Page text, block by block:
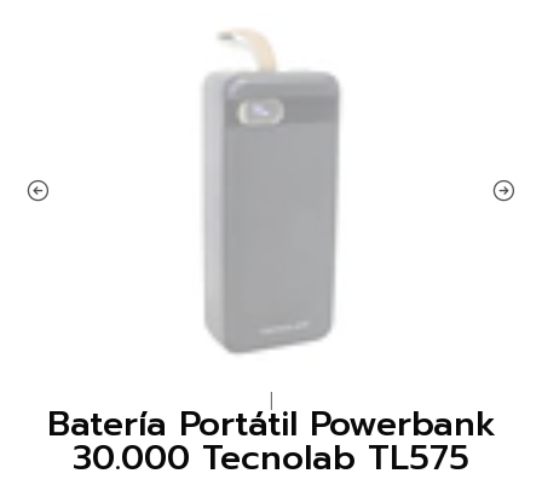
Batería Portátil Powerbank
30.000 Tecnolab TL575